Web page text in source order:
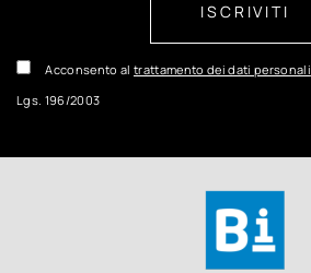
ISCRIVITI
Acconsento al trattamento dei dati personali
Lgs. 196/2003